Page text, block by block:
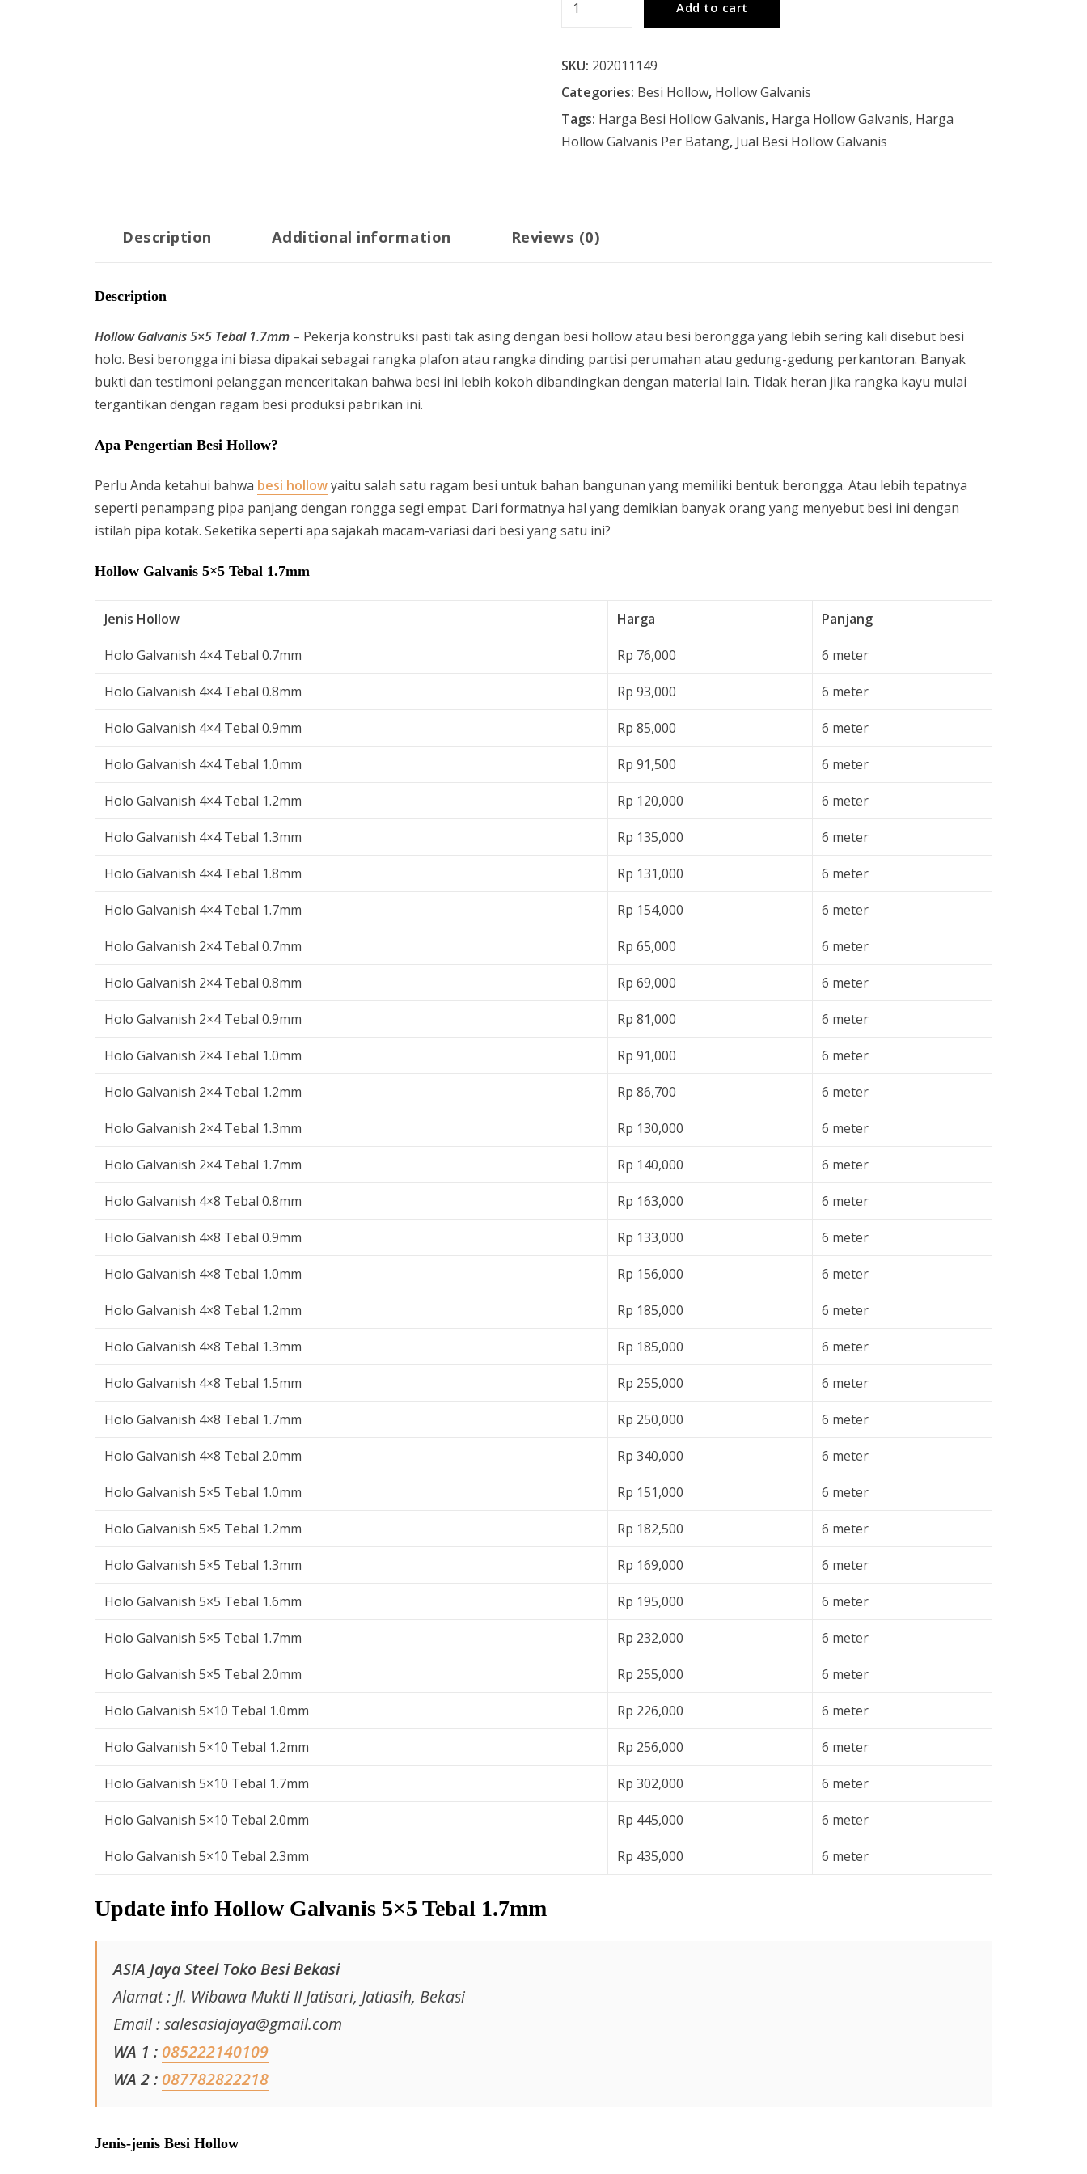
Tebal
1.7mm
quantity
Add to cart
SKU: 202011149
Categories: Besi Hollow, Hollow Galvanis
Tags: Harga Besi Hollow Galvanis, Harga Hollow Galvanis, Harga
Hollow Galvanis Per Batang, Jual Besi Hollow Galvanis
Description Additional information Reviews (0)
Description
Hollow Galvanis 5×5 Tebal 1.7mm – Pekerja konstruksi pasti tak asing dengan besi hollow atau besi berongga yang lebih sering kali disebut besi
holo. Besi berongga ini biasa dipakai sebagai rangka plafon atau rangka dinding partisi perumahan atau gedung-gedung perkantoran. Banyak
bukti dan testimoni pelanggan menceritakan bahwa besi ini lebih kokoh dibandingkan dengan material lain. Tidak heran jika rangka kayu mulai
tergantikan dengan ragam besi produksi pabrikan ini.
Apa Pengertian Besi Hollow?
Perlu Anda ketahui bahwa besi hollowyaitu salah satu ragam besi untuk bahan bangunan yang memiliki bentuk berongga. Atau lebih tepatnya
seperti penampang pipa panjang dengan rongga segi empat. Dari formatnya hal yang demikian banyak orang yang menyebut besi ini dengan
istilah pipa kotak. Seketika seperti apa sajakah macam-variasi dari besi yang satu ini?
Hollow Galvanis 5×5 Tebal 1.7mm
Jenis Hollow Harga Panjang
Holo Galvanish 4×4 Tebal 0.7mm Rp 76,000 6 meter
Holo Galvanish 4×4 Tebal 0.8mm Rp 93,000 6 meter
Holo Galvanish 4×4 Tebal 0.9mm Rp 85,000 6 meter
Holo Galvanish 4×4 Tebal 1.0mm Rp 91,500 6 meter
Holo Galvanish 4×4 Tebal 1.2mm Rp 120,000 6 meter
Holo Galvanish 4×4 Tebal 1.3mm Rp 135,000 6 meter
Holo Galvanish 4×4 Tebal 1.8mm Rp 131,000 6 meter
Holo Galvanish 4×4 Tebal 1.7mm Rp 154,000 6 meter
Holo Galvanish 2×4 Tebal 0.7mm Rp 65,000 6 meter
Holo Galvanish 2×4 Tebal 0.8mm Rp 69,000 6 meter
Holo Galvanish 2×4 Tebal 0.9mm Rp 81,000 6 meter
Holo Galvanish 2×4 Tebal 1.0mm Rp 91,000 6 meter
Holo Galvanish 2×4 Tebal 1.2mm Rp 86,700 6 meter
Holo Galvanish 2×4 Tebal 1.3mm Rp 130,000 6 meter
Holo Galvanish 2×4 Tebal 1.7mm Rp 140,000 6 meter
Holo Galvanish 4×8 Tebal 0.8mm Rp 163,000 6 meter
Holo Galvanish 4×8 Tebal 0.9mm Rp 133,000 6 meter
Holo Galvanish 4×8 Tebal 1.0mm Rp 156,000 6 meter
Holo Galvanish 4×8 Tebal 1.2mm Rp 185,000 6 meter
Holo Galvanish 4×8 Tebal 1.3mm Rp 185,000 6 meter
Holo Galvanish 4×8 Tebal 1.5mm Rp 255,000 6 meter
Holo Galvanish 4×8 Tebal 1.7mm Rp 250,000 6 meter
Holo Galvanish 4×8 Tebal 2.0mm Rp 340,000 6 meter
Holo Galvanish 5×5 Tebal 1.0mm Rp 151,000 6 meter
Holo Galvanish 5×5 Tebal 1.2mm Rp 182,500 6 meter
Holo Galvanish 5×5 Tebal 1.3mm Rp 169,000 6 meter
Holo Galvanish 5×5 Tebal 1.6mm Rp 195,000 6 meter
Holo Galvanish 5×5 Tebal 1.7mm Rp 232,000 6 meter
Holo Galvanish 5×5 Tebal 2.0mm Rp 255,000 6 meter
Holo Galvanish 5×10 Tebal 1.0mm Rp 226,000 6 meter
Holo Galvanish 5×10 Tebal 1.2mm Rp 256,000 6 meter
Holo Galvanish 5×10 Tebal 1.7mm Rp 302,000 6 meter
Holo Galvanish 5×10 Tebal 2.0mm Rp 445,000 6 meter
Holo Galvanish 5×10 Tebal 2.3mm Rp 435,000 6 meter
Update info Hollow Galvanis 5×5 Tebal 1.7mm
ASIA Jaya Steel Toko Besi Bekasi
Alamat : Jl. Wibawa Mukti II Jatisari, Jatiasih, Bekasi
Email : salesasiajaya@gmail.com
WA 1 : 085222140109
WA 2 : 087782822218
Jenis-jenis Besi Hollow